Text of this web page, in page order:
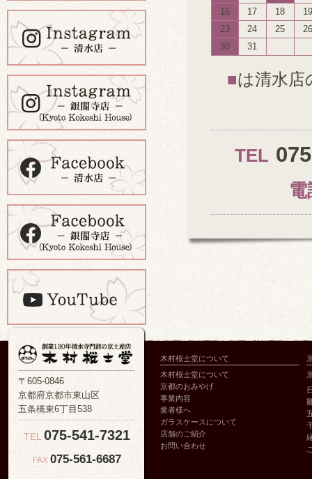
16
17 18
19
23
24 25
26
30
31
■は清水店
TEL
電
〒605-0846
京都府京都市東山区
五条橋東6丁目538
TEL 075-541-7321
FAX 075-561-6687
木村桜士堂について
木村桜士堂について
京都のおみやげ
事業内容
業者様へ
ガラスケースについて
店舗のご紹介
お問い合わせ